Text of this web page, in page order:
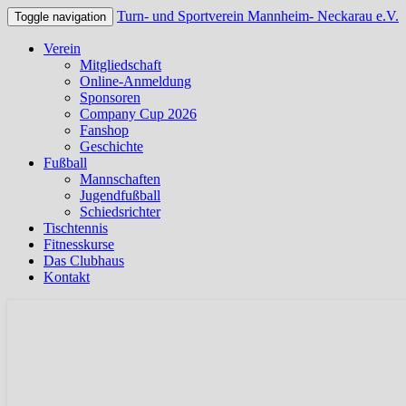
Toggle navigation Turn- und Sportverein Mannheim- Neckarau e.V.
Verein
Mitgliedschaft
Online-Anmeldung
Sponsoren
Company Cup 2026
Fanshop
Geschichte
Fußball
Mannschaften
Jugendfußball
Schiedsrichter
Tischtennis
Fitnesskurse
Das Clubhaus
Kontakt